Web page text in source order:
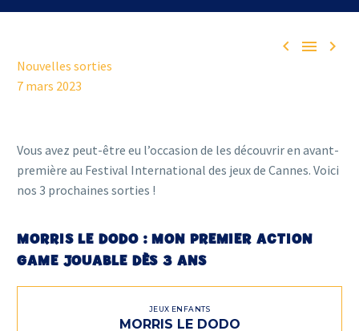
  
Nouvelles sorties
7 mars 2023
Vous avez peut-être eu l’occasion de les découvrir en avant-
première au Festival International des jeux de Cannes. Voici
nos 3 prochaines sorties !
MORRIS LE DODO : MON PREMIER ACTION
GAME JOUABLE DÈS 3 ANS
JEUX ENFANTS
MORRIS LE DODO